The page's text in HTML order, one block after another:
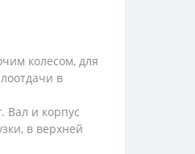
колесом, для
в
Вал и корпус
в верхней